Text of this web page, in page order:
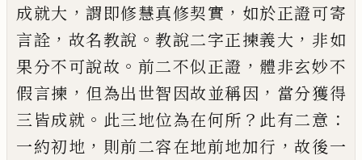
成就大 ，謂即修慧真修契實 ， 如於正證可寄
言詮 ， 故名教說 。教說二字正揀義大 ， 非如
果分不可說故 。 前二不似正證 ， 體非玄妙不
假言揀 ， 但為出世智因故並稱因 ， 當分獲得
三皆成就 。 此三地位為在何所 ？ 此有二意 ：
一約初地 ， 則前二容在地前地加行 ，故後一